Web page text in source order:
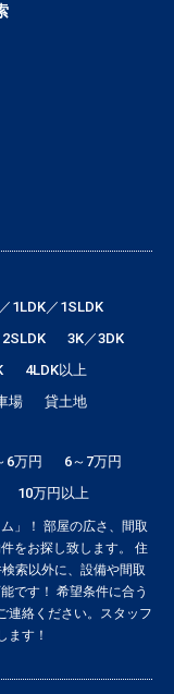
1LDK／1SLDK
3K／3DK
4LDK以上
場
貸土地
6万円
6～7万円
10万円以上
」！ 部屋の広さ、間取
をお探し致します。 住
索以外に、設備や間取
です！ 希望条件に合う
連絡ください。スタッフ
ます！